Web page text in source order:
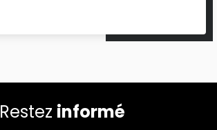
Restez informé